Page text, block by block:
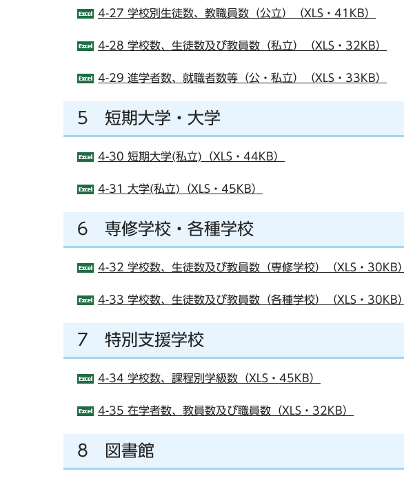
4-27 学校別生徒数、教職員数（公立）（XLS・41KB）
4-28 学校数、生徒数及び教員数（私立）（XLS・32KB）
4-29 進学者数、就職者数等（公・私立）（XLS・33KB）
5 短期大学・大学
4-30 短期大学(私立)（XLS・44KB）
4-31 大学(私立)（XLS・45KB）
6 専修学校・各種学校
4-32 学校数、生徒数及び教員数（専修学校）（XLS・30KB）
4-33 学校数、生徒数及び教員数（各種学校）（XLS・30KB）
7 特別支援学校
4-34 学校数、課程別学級数（XLS・45KB）
4-35 在学者数、教員数及び職員数（XLS・32KB）
8 図書館